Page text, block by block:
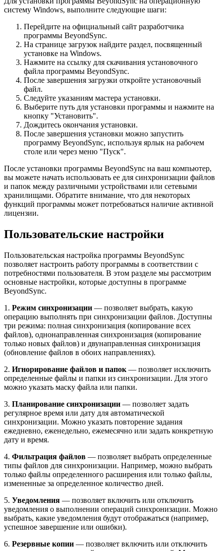
систему Windows, выполните следующие шаги:
Перейдите на официальный сайт разработчика
программы BeyondSync.
На странице загрузок найдите раздел, посвященный
установке на Windows.
Нажмите на ссылку для скачивания установочного
файла программы BeyondSync.
После завершения загрузки откройте установочный
файл.
Следуйте указаниям мастера установки.
Выберите путь для установки программы и нажмите на
кнопку "Установить".
Дождитесь окончания установки.
После завершения установки можно запустить
программу BeyondSync, используя ярлык на рабочем
столе или через меню "Пуск".
После установки программы BeyondSync на ваш компьютер,
вы можете начать использовать ее для синхронизации файлов
и папок между различными устройствами или сетевыми
хранилищами. Обратите внимание, что для некоторых
функций программы может потребоваться наличие активной
лицензии.
Пользовательские настройки
Пользовательская настройка программы BeyondSync
позволяет настроить работу программы в соответствии с
потребностями пользователя. В этом разделе мы рассмотрим
основные настройки, которые доступны в программе
BeyondSync.
1. Режим синхронизации — позволяет выбрать, какую
операцию выполнять при синхронизации файлов. Доступны
три режима: полная синхронизация (копирование всех
файлов), однонаправленная синхронизация (копирование
только новых файлов) и двунаправленная синхронизация
(обновление файлов в обоих направлениях).
2. Игнорирование файлов и папок — позволяет исключить
определенные файлы и папки из синхронизации. Для этого
можно указать маску файла или папки.
3. Планирование синхронизации — позволяет задать
регулярное время или дату для автоматической
синхронизации. Можно указать повторение задания
ежедневно, еженедельно, ежемесячно или задать конкретную
дату и время.
4. Фильтрация файлов — позволяет выбрать определенные
типы файлов для синхронизации. Например, можно выбрать
только файлы определенного расширения или только файлы,
измененные за определенное количество дней.
5. Уведомления — позволяет включить или отключить
уведомления о выполнении операций синхронизации. Можно
выбрать, какие уведомления будут отображаться (например,
успешное завершение или ошибки).
6. Резервные копии — позволяет включить или отключить